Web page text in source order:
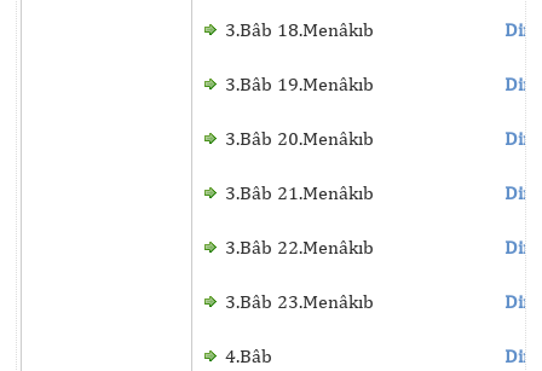
3.Bâb 18.Menâkıb
3.Bâb 19.Menâkıb
3.Bâb 20.Menâkıb
3.Bâb 21.Menâkıb
3.Bâb 22.Menâkıb
3.Bâb 23.Menâkıb
4.Bâb